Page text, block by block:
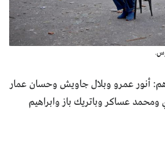
هم: أنور عمرو وبلال جاويش وحسان عمار
عساكر وباتريك باز وابراهيم